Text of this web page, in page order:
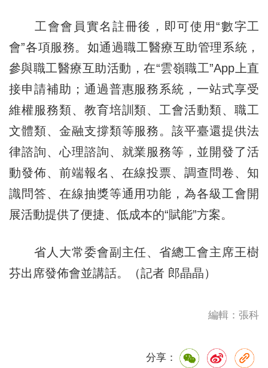
工會會員實名註冊後，即可使用“數字工
會”各項服務。如通過職工醫療互助管理系統，
參與職工醫療互助活動，在“雲嶺職工”App上直
接申請補助；通過普惠服務系統，一站式享受
維權服務類、教育培訓類、工會活動類、職工
文體類、金融支撐類等服務。該平臺還提供法
律諮詢、心理諮詢、就業服務等，並開發了活
動發佈、前端報名、在線投票、調查問卷、知
識問答、在線抽獎等通用功能，為各級工會開
展活動提供了便捷、低成本的“賦能”方案。
省人大常委會副主任、省總工會主席王樹
芬出席發佈會並講話。（記者 郎晶晶）
編輯：張科
分享：